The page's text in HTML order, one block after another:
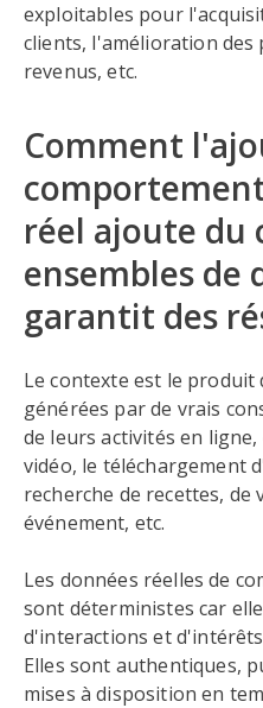
exploitables pour
clients, l'amélioration
revenus, etc.
Comment
réel ajoute du
ensembles de
garantit des
Le contexte est le produit
générées par de vrais
de leurs activités en
vidéo, le téléchargement
recherche de recettes,
événement, etc.
Les données réelles de
sont déterministes car
d'interactions et
Elles sont authentiques,
mises à disposition en